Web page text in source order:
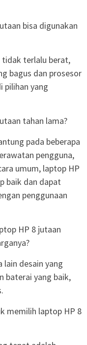
bisa digunakan
tidak terlalu berat,
bagus dan prosesor
pilihan yang
tahan lama?
pada beberapa
pengguna,
umum, laptop HP
baik dan dapat
penggunaan
HP 8 jutaan
lain desain yang
baterai yang baik,
memilih laptop HP 8